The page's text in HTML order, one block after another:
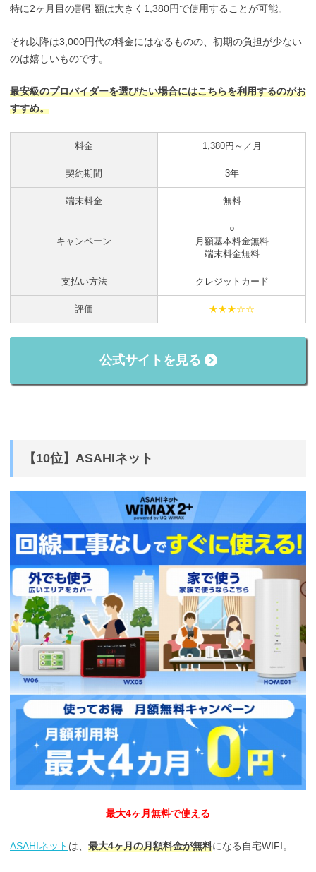
特に2ヶ月目の割引額は大きく1,380円で使用することが可能。
それ以降は3,000円代の料金にはなるものの、初期の負担が少ない
のは嬉しいものです。
最安級のプロバイダーを選びたい場合にはこちらを利用するのがお
すすめ。
料金 1,380円～／月
契約期間 3年
端末料金 無料
キャンペーン
○
月額基本料金無料
端末料金無料
支払い方法 クレジットカード
評価 ★★★☆☆
公式サイトを見る
【10位】ASAHIネット
最大4ヶ月無料で使える
ASAHIネット は、 最大4ヶ月の月額料金が無料になる自宅WIFI。